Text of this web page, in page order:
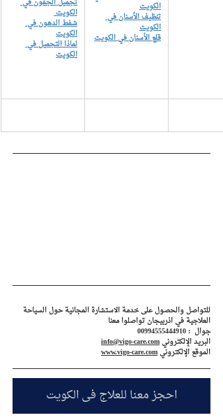
الكويت
شفط الدهون في
الكويت
لماذا التجميل في
الكويت
الكويت
تنظيف الأسنان في
الكويت
قلع الأسنان في الكويت
للتواصل والحصول على خدمة الاستشارة المجانية حول السياحة
العلاجية في اذربيجان تواصلوا معنا
جوال  : 00994555444910
البريد الإلكتروني info@vigo-care.com
الموقع الإلكتروني www.vigo-care.com
احجز معنا للعلاج في الكويت